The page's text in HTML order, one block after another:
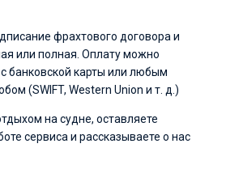
фрахтового договора и
или полная. Оплату можно
банковской карты или любым
(SWIFT, Western Union и т. д.)
на судне, оставляете
сервиса и рассказываете о нас